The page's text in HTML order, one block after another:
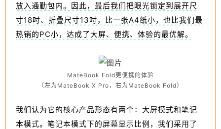
放入通勤包内。因此，最后我们把眼光锁定到展开尺
寸18吋、折叠尺寸13吋，比一张A4纸小，也比我们最
热销的PC小，达成了大屏、便携、体验的最优解。
MateBook Fold更便携的体验
（左为MateBook X Pro，右为MateBook Fold）
我们认为它的核心产品形态有两个：大屏模式和笔记
本模式。笔记本模式下的屏幕显示比例，我们采用了